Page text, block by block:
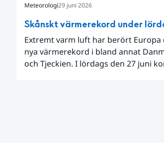
Meteorologi29 juni 2026
Skånskt värmerekord under
Extremt varm luft har berört Europa
nya värmerekord i bland annat
och Tjeckien. I lördags den 27 juni